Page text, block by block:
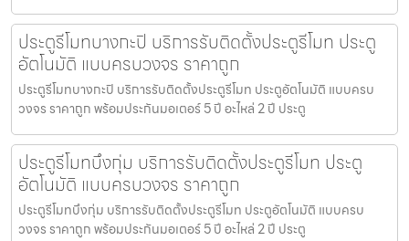
ประตูรีโมทบางกะปิ บริการรับติดตั้งประตูรีโมท ประตู
อัตโนมัติ แบบครบวงจร ราคาถูก
ประตูรีโมทบางกะปิ บริการรับติดตั้งประตูรีโมท ประตูอัตโนมัติ แบบครบ
วงจร ราคาถูก พร้อมประกันมอเตอร์ 5 ปี อะไหล่ 2 ปี ประตู
ประตูรีโมทบึงกุ่ม บริการรับติดตั้งประตูรีโมท ประตู
อัตโนมัติ แบบครบวงจร ราคาถูก
ประตูรีโมทบึงกุ่ม บริการรับติดตั้งประตูรีโมท ประตูอัตโนมัติ แบบครบ
วงจร ราคาถูก พร้อมประกันมอเตอร์ 5 ปี อะไหล่ 2 ปี ประตู